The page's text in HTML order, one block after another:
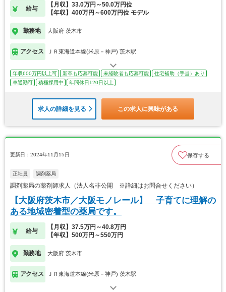
給与
【月収】33.0万円～50.0万円位
【年収】400万円～600万円位 モデル
勤務地 大阪府 茨木市
アクセス ＪＲ東海道本線(米原－神戸) 茨木駅
年収600万円以上可 新卒も応募可能 未経験者も応募可能
住宅補助（手当）あり
車通勤可
積極採用中 年間休日120日以上
求人の詳細を見る この求人に興味がある
更新日：2024年11月15日 保存する
正社員 調剤薬局
調剤薬局の薬剤師求人（法人名非公開 ※詳細はお問合せください）
【大阪府茨木市／大阪モノレール】 子育てに理解の
ある地域密着型の薬局です。
給与
【月収】37.5万円～40.8万円
【年収】500万円～550万円
勤務地 大阪府 茨木市
アクセス ＪＲ東海道本線(米原－神戸) 茨木駅